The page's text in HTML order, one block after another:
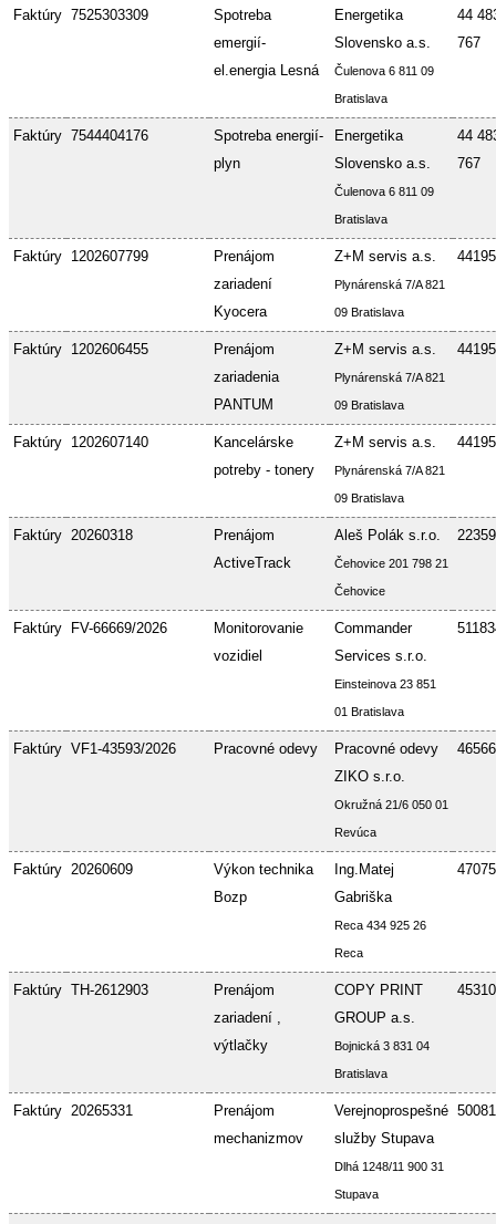
Faktúry 7525303309
Spotreba
emergií-
el.energia Lesná
Energetika
Slovensko a.s.
Čulenova 6 811 09
Bratislava
44
767
Faktúry 7544404176
Spotreba energií-
plyn
Energetika
Slovensko a.s.
Čulenova 6 811 09
Bratislava
44
767
Faktúry 1202607799
Prenájom
zariadení
Kyocera
Z+M servis a.s.
Plynárenská 7/A 821
09 Bratislava
Faktúry 1202606455
Prenájom
zariadenia
PANTUM
Z+M servis a.s.
Plynárenská 7/A 821
09 Bratislava
Faktúry 1202607140
Kancelárske
potreby - tonery
Z+M servis a.s.
Plynárenská 7/A 821
09 Bratislava
Faktúry 20260318
Prenájom
ActiveTrack
Aleš Polák s.r.o.
Čehovice 201 798 21
Čehovice
Faktúry FV-66669/2026
Monitorovanie
vozidiel
Commander
Services s.r.o.
Einsteinova 23 851
01 Bratislava
Faktúry VF1-43593/2026 Pracovné odevy
Pracovné odevy
ZIKO s.r.o.
Okružná 21/6 050 01
Revúca
Faktúry 20260609
Výkon technika
Bozp
Ing.Matej
Gabriška
Reca 434 925 26
Reca
Faktúry TH-2612903
Prenájom
zariadení ,
výtlačky
COPY PRINT
GROUP a.s.
Bojnická 3 831 04
Bratislava
Faktúry 20265331
Prenájom
mechanizmov
Verejnoprospešné
služby Stupava
Dlhá 1248/11 900 31
Stupava